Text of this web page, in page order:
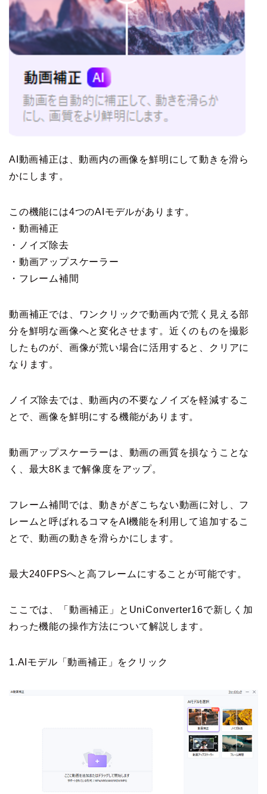
AI動画補正は、動画内の画像を鮮明にして動きを滑ら
かにします。
この機能には4つのAIモデルがあります。
・動画補正
・ノイズ除去
・動画アップスケーラー
・フレーム補間
動画補正では、ワンクリックで動画内で荒く見える部
分を鮮明な画像へと変化させます。近くのものを撮影
したものが、画像が荒い場合に活用すると、クリアに
なります。
ノイズ除去では、動画内の不要なノイズを軽減するこ
とで、画像を鮮明にする機能があります。
動画アップスケーラーは、動画の画質を損なうことな
く、最大8Kまで解像度をアップ。
フレーム補間では、動きがぎこちない動画に対し、フ
レームと呼ばれるコマをAI機能を利用して追加するこ
とで、動画の動きを滑らかにします。
最大240FPSへと高フレームにすることが可能です。
ここでは、「動画補正」とUniConverter16で新しく加
わった機能の操作方法について解説します。
1.AIモデル「動画補正」をクリック